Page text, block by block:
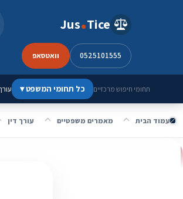
Jus Tice
0525101555 וואטסאפ
תחומי חיפוש מרכזיים כל תחומי המשפט▾
עמוד הבית מאמרים משפטיים עורך דין